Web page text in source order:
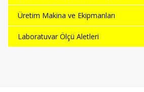
Üretim Makina ve Ekipmanları
Laboratuvar Ölçü Aletleri